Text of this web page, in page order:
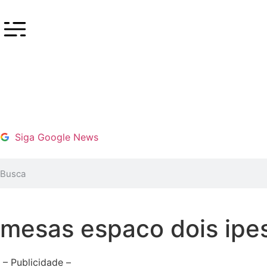
Siga Google News
mesas espaco dois
– Publicidade –